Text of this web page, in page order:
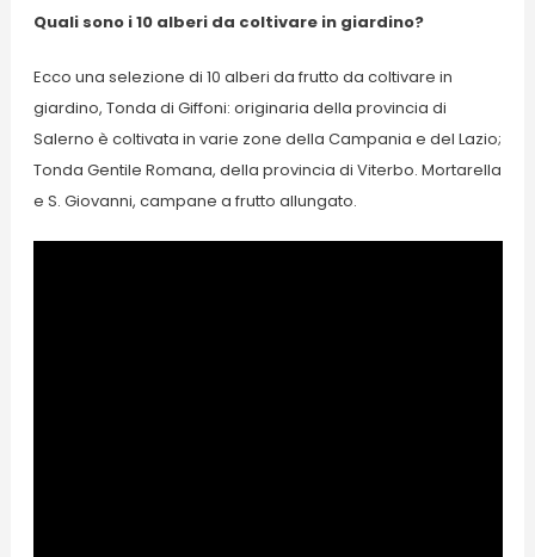
Quali sono i 10 alberi da coltivare in giardino?
Ecco una selezione di 10 alberi da frutto da coltivare in
giardino, Tonda di Giffoni: originaria della provincia di
Salerno è coltivata in varie zone della Campania e del Lazio;
Tonda Gentile Romana, della provincia di Viterbo. Mortarella
e S. Giovanni, campane a frutto allungato.